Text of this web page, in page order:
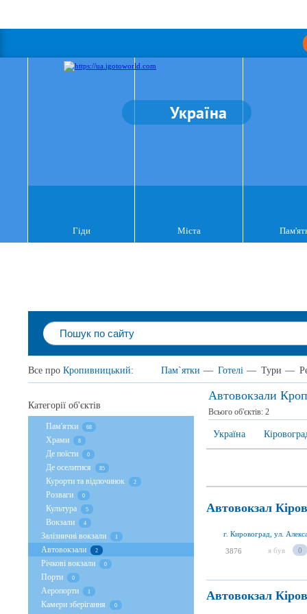
Україна
Гіди Міста
Все про Кропивницький: Пам`ятки — Готелі — Тури —
Автовокзали
Всього об'єктів: 2
Україна
Автовокзал
г. Кировоград, ул.
3876 я був 0
Автовокзал
Категорії об'єктів
Пам'ятки 68
Храми 8
Де поїсти 0
Де оселитися 85
Курорти та відпочинок 2
Розваги 0
Культура 5
Вокзали 4
Залізничні вокзали 1
Автовокзали 2
Річкові вокзали 0
Порти 0
Аеропорти 1
Камери зберігання 0